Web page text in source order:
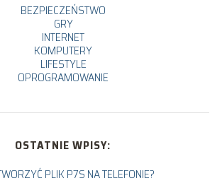
BEZPIECZEŃSTWO
GRY
INTERNET
KOMPUTERY
LIFESTYLE
OPROGRAMOWANIE
OSTATNIE WPISY:
PLIK P7S NA TELEFONIE?